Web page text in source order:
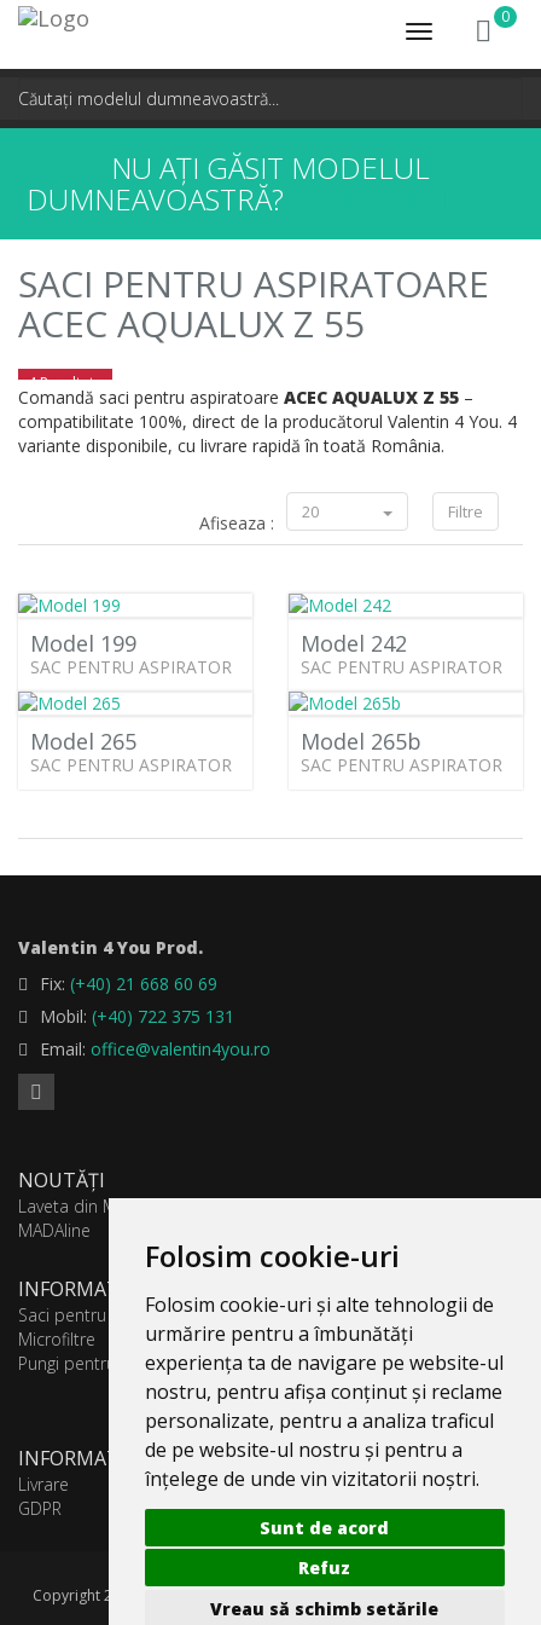
Folosim cookie-uri
Folosim cookie-uri și alte tehnologii de
urmărire pentru a îmbunătăți
experiența ta de navigare pe website-ul
nostru, pentru afișa conținut și reclame
personalizate, pentru a analiza traficul
de pe website-ul nostru și pentru a
înțelege de unde vin vizitatorii noștri.
Sunt de acord
Refuz
Vreau să schimb setările
Toggle
navigation
0
NU AȚI GĂSIT MODELUL
DUMNEAVOASTRĂ?
SACI PENTRU ASPIRATOARE
ACEC AQUALUX Z 55
4 Rezultate
Comandă saci pentru aspiratoare ACEC AQUALUX Z 55 –
compatibilitate 100%, direct de la producătorul Valentin 4 You. 4
variante disponibile, cu livrare rapidă în toată România.
Filtre
Afiseaza : 20
Model 199
SAC PENTRU ASPIRATOR
Model 242
SAC PENTRU ASPIRATOR
Model 265
SAC PENTRU ASPIRATOR
Model 265b
SAC PENTRU ASPIRATOR
Valentin 4 You Prod.
Fix: (+40) 21 668 60 69
Mobil: (+40) 722 375 131
Email: office@valentin4you.ro
NOUTĂȚI
Laveta din Microfibră
MADAline
INFORMATII PRODUSE
Saci pentru aspirator
Microfiltre
Pungi pentru colectare praf
INFORMATII UTILE
Livrare
GDPR
Copyright 2005-2026 Valentin 4 You Prod, CUI: RO1579181, Reg. Com.
J40/10818/1992. Toate drepturile rezervate.